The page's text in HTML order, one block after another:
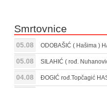
Smrtovnice
05.08 ODOBAŠIĆ ( Hašima )
05.08 SILAHIĆ ( rođ.
04.08 ĐOGIĆ rođ.Topčagić